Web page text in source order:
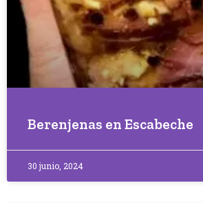
Berenjenas en Escabeche
30 junio, 2024